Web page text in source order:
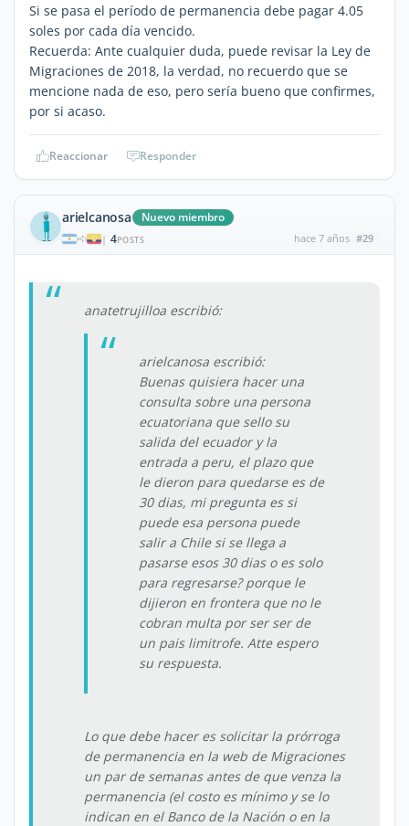
Si se pasa el período de permanencia debe pagar 4.05
soles por cada día vencido.
Recuerda: Ante cualquier duda, puede revisar la Ley de
Migraciones de 2018, la verdad, no recuerdo que se
mencione nada de eso, pero sería bueno que confirmes,
por si acaso.
Reaccionar Responder
arielcanosa Nuevo miembro
| 4POSTS hace 7 años #29
anatetrujilloa escribió:
arielcanosa escribió:
Buenas quisiera hacer una
consulta sobre una persona
ecuatoriana que sello su
salida del ecuador y la
entrada a peru, el plazo que
le dieron para quedarse es de
30 dias, mi pregunta es si
puede esa persona puede
salir a Chile si se llega a
pasarse esos 30 dias o es solo
para regresarse? porque le
dijieron en frontera que no le
cobran multa por ser ser de
un pais limitrofe. Atte espero
su respuesta.
Lo que debe hacer es solicitar la prórroga
de permanencia en la web de Migraciones
un par de semanas antes de que venza la
permanencia (el costo es mínimo y se lo
indican en el Banco de la Nación o en la